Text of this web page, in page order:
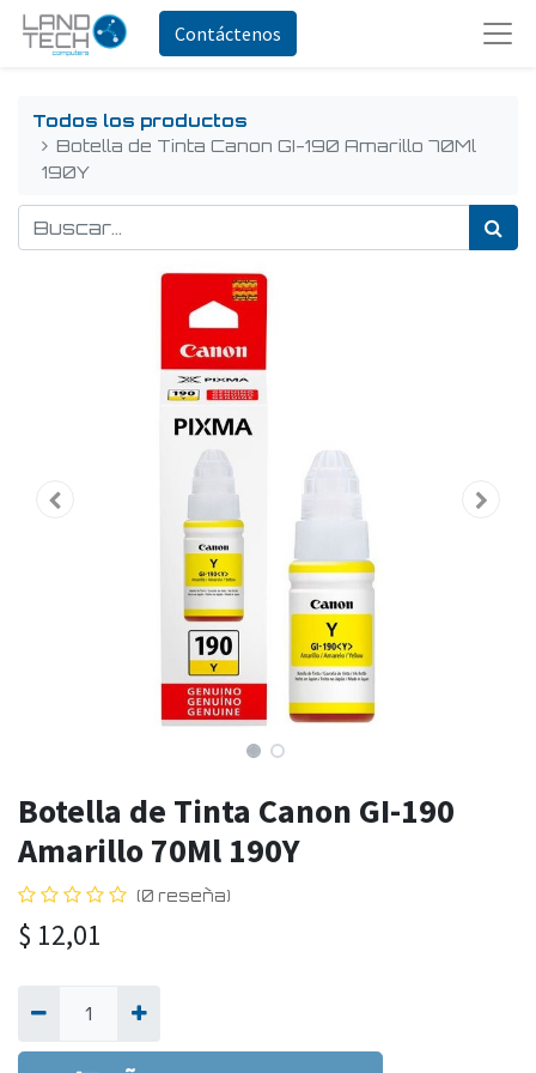
Contáctenos
Todos los productos
Botella de Tinta Canon GI-190 Amarillo 70Ml
190Y
Botella de Tinta Canon GI-190
Amarillo 70Ml 190Y
(0 reseña)
$ 12,01